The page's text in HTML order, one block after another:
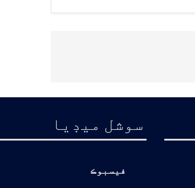
سوشل ميڊيا
فيسبوڪ